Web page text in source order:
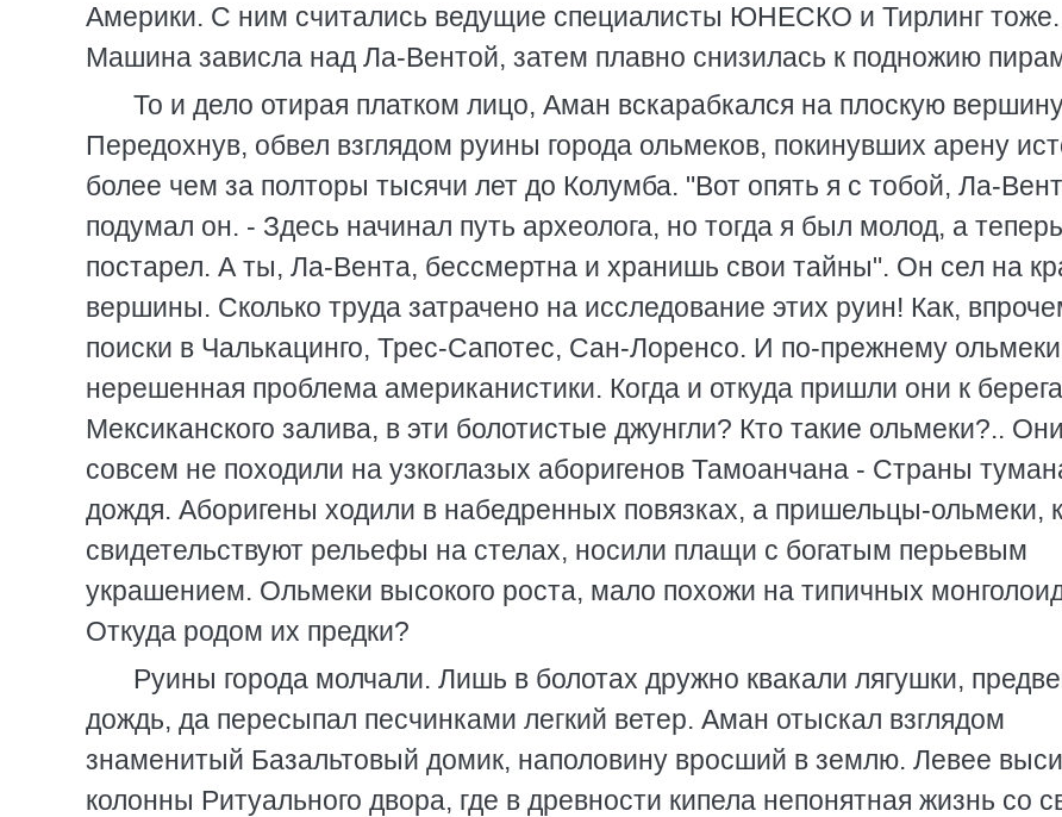
Америки. С ним считались ведущие специалисты ЮНЕСКО и Тирлинг тоже.
Машина зависла над Ла-Вентой, затем плавно снизилась к подножию
То и дело отирая платком лицо, Аман вскарабкался на плоскую
Передохнув, обвел взглядом руины города ольмеков, покинувших арену
более чем за полторы тысячи лет до Колумба. "Вот опять я с тобой, Ла-
подумал он. - Здесь начинал путь археолога, но тогда я был молод, а теперь
постарел. А ты, Ла-Вента, бессмертна и хранишь свои тайны". Он сел на
вершины. Сколько труда затрачено на исследование этих руин! Как,
поиски в Чалькацинго, Трес-Сапотес, Сан-Лоренсо. И по-прежнему ольмеки
нерешенная проблема американистики. Когда и откуда пришли они к
Мексиканского залива, в эти болотистые джунгли? Кто такие ольмеки?.. Они
совсем не походили на узкоглазых аборигенов Тамоанчана - Страны
дождя. Аборигены ходили в набедренных повязках, а пришельцы-ольмеки,
свидетельствуют рельефы на стелах, носили плащи с богатым перьевым
украшением. Ольмеки высокого роста, мало похожи на типичных
Откуда родом их предки?
Руины города молчали. Лишь в болотах дружно квакали лягушки,
дождь, да пересыпал песчинками легкий ветер. Аман отыскал взглядом
знаменитый Базальтовый домик, наполовину вросший в землю. Левее
колонны Ритуального двора, где в древности кипела непонятная жизнь со